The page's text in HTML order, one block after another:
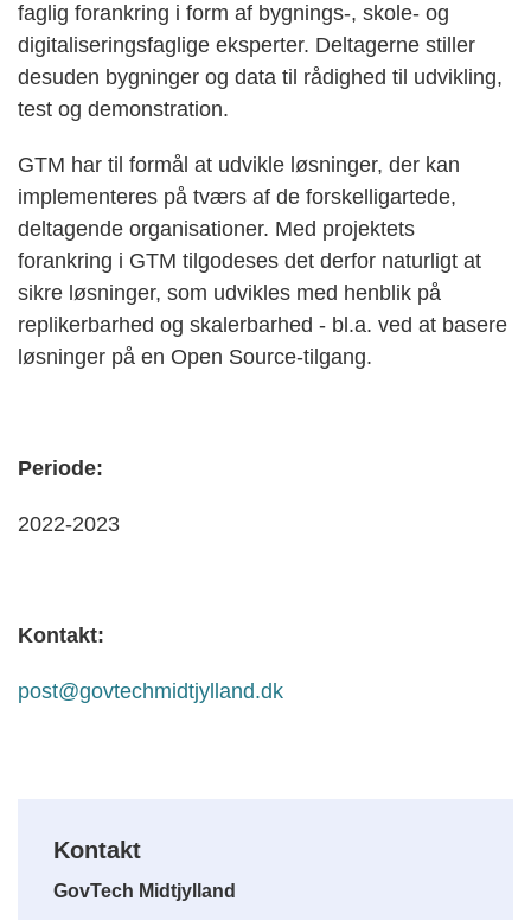
faglig forankring i form af bygnings-, skole- og
digitaliseringsfaglige eksperter. Deltagerne stiller
desuden bygninger og data til rådighed til udvikling,
test og demonstration.
GTM har til formål at udvikle løsninger, der kan
implementeres på tværs af de forskelligartede,
deltagende organisationer. Med projektets
forankring i GTM tilgodeses det derfor naturligt at
sikre løsninger, som udvikles med henblik på
replikerbarhed og skalerbarhed - bl.a. ved at basere
løsninger på en Open Source-tilgang.
Periode:
2022-2023
Kontakt:
post@govtechmidtjylland.dk
Kontakt
GovTech Midtjylland